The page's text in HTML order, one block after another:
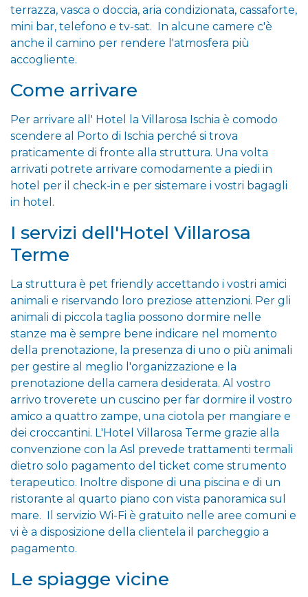
terrazza, vasca o doccia, aria condizionata, cassaforte,
mini bar, telefono e tv-sat. In alcune camere c'è
anche il camino per rendere l'atmosfera più
accogliente.
Come arrivare
Per arrivare all' Hotel la Villarosa Ischia è comodo
scendere al Porto di Ischia perché si trova
praticamente di fronte alla struttura. Una volta
arrivati potrete arrivare comodamente a piedi in
hotel per il check-in e per sistemare i vostri bagagli
in hotel.
I servizi dell'Hotel Villarosa
Terme
La struttura è pet friendly accettando i vostri amici
animali e riservando loro preziose attenzioni. Per gli
animali di piccola taglia possono dormire nelle
stanze ma è sempre bene indicare nel momento
della prenotazione, la presenza di uno o più animali
per gestire al meglio l'organizzazione e la
prenotazione della camera desiderata. Al vostro
arrivo troverete un cuscino per far dormire il vostro
amico a quattro zampe, una ciotola per mangiare e
dei croccantini. L'Hotel Villarosa Terme grazie alla
convenzione con la Asl prevede trattamenti termali
dietro solo pagamento del ticket come strumento
terapeutico. Inoltre dispone di una piscina e di un
ristorante al quarto piano con vista panoramica sul
mare. Il servizio Wi-Fi è gratuito nelle aree comuni e
vi è a disposizione della clientela il parcheggio a
pagamento.
Le spiagge vicine